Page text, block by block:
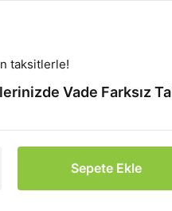
taksitlerle!
Vade Farksız
Sepete Ekle